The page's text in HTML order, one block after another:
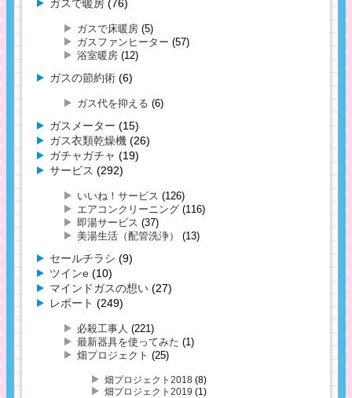
ガスで暖房 (76)
ガスで床暖房 (5)
ガスファンヒーター (57)
浴室暖房 (12)
ガスの節約術 (6)
ガス代を抑える (6)
ガスメーター (15)
ガス衣類乾燥機 (26)
ガチャガチャ (19)
サービス (292)
いいね！サービス (126)
エアコンクリーニング (116)
即湯サービス (37)
美湯生活（配管洗浄）
(13)
セールチラシ (9)
ツインe (10)
マインドガスの想い (27)
レポート (249)
必殺工事人 (221)
最新器具を使ってみた (1)
畑プロジェクト (25)
畑プロジェクト2018 (8)
畑プロジェクト2019 (1)